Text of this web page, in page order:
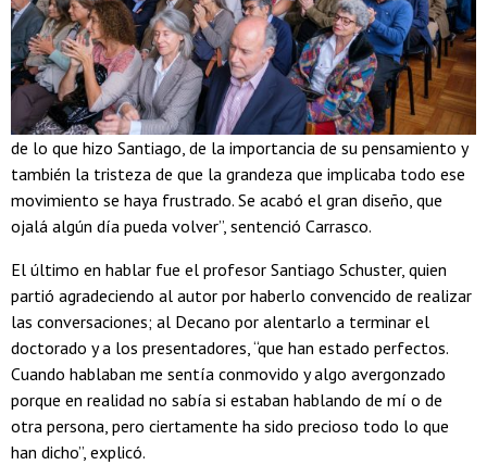
de lo que hizo Santiago, de la importancia de su pensamiento y
también la tristeza de que la grandeza que implicaba todo ese
movimiento se haya frustrado. Se acabó el gran diseño, que
ojalá algún día pueda volver”, sentenció Carrasco.
El último en hablar fue el profesor Santiago Schuster, quien
partió agradeciendo al autor por haberlo convencido de realizar
las conversaciones; al Decano por alentarlo a terminar el
doctorado y a los presentadores, “que han estado perfectos.
Cuando hablaban me sentía conmovido y algo avergonzado
porque en realidad no sabía si estaban hablando de mí o de
otra persona, pero ciertamente ha sido precioso todo lo que
han dicho”, explicó.